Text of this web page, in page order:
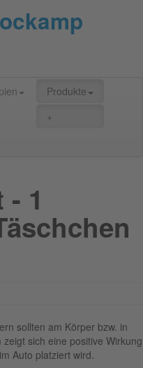
Produkte
+
1
sollten am Körper bzw. in
sich eine positive Wirkung
Auto platziert wird.